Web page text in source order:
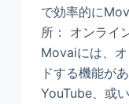
で効率的に
所： オンライ
Movaiには、
ドする機能が
YouTube、或